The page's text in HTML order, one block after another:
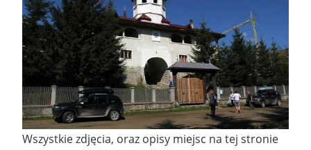
Wszystkie zdjęcia, oraz opisy miejsc na tej stronie